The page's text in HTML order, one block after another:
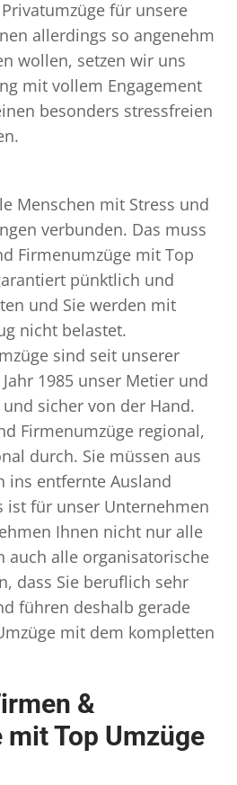
für unsere
allerdings so angenehm
wollen, setzen wir uns
mit vollem Engagement
besonders stressfreien
Menschen mit Stress und
verbunden. Das muss
Firmenumzüge mit Top
pünktlich und
und Sie werden mit
nicht belastet.
sind seit unserer
1985 unser Metier und
sicher von der Hand.
Firmenumzüge regional,
durch. Sie müssen aus
ins entfernte Ausland
ist für unser Unternehmen
Ihnen nicht nur alle
auch alle organisatorische
dass Sie beruflich sehr
führen deshalb gerade
mit dem kompletten
&
Top Umzüge